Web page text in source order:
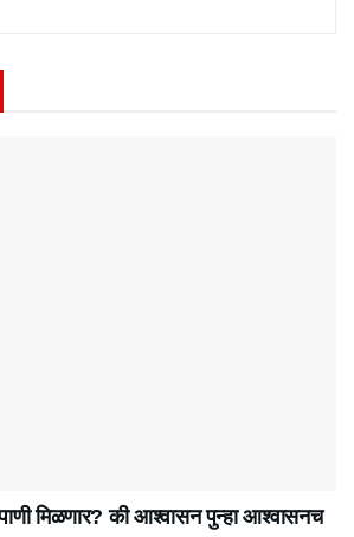
मिळणार? की आश्वासन पुन्हा आश्वासनच